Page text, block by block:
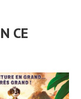
CE